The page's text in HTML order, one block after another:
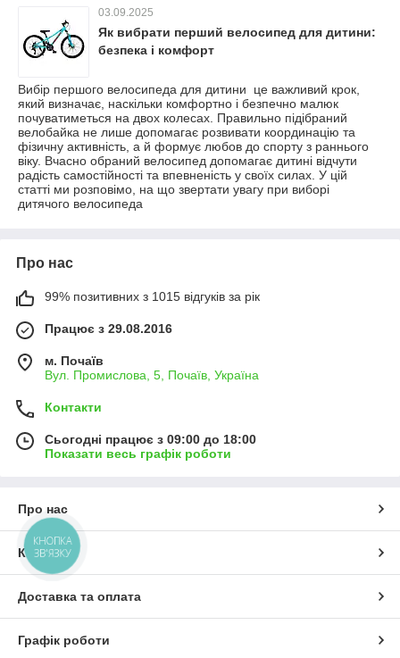
03.09.2025
Як вибрати перший велосипед для дитини:
безпека і комфорт
Вибір першого велосипеда для дитини це важливий крок,
який визначає, наскільки комфортно і безпечно малюк
почуватиметься на двох колесах. Правильно підібраний
велобайка не лише допомагає розвивати координацію та
фізичну активність, а й формує любов до спорту з раннього
віку. Вчасно обраний велосипед допомагає дитині відчути
радість самостійності та впевненість у своїх силах. У цій
статті ми розповімо, на що звертати увагу при виборі
дитячого велосипеда
Про нас
99% позитивних з 1015 відгуків за рік
Працює з 29.08.2016
м. Почаїв
Вул. Промислова, 5, Почаїв, Україна
Контакти
Сьогодні працює з 09:00 до 18:00
Показати весь графік роботи
Про нас
Контакти
Доставка та оплата
Графік роботи
КНОПКА
ЗВ'ЯЗКУ